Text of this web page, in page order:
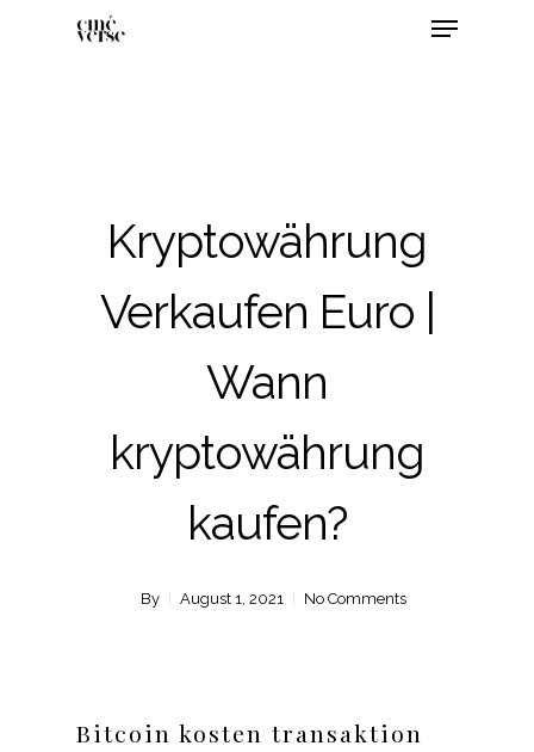
Kryptowährung
Verkaufen Euro |
Wann
kryptowährung
kaufen?
By August 1, 2021 No Comments
Bitcoin kosten transaktion